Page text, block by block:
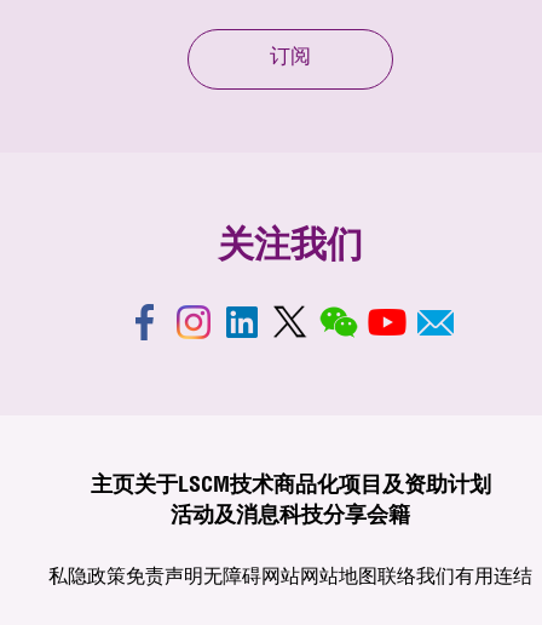
订阅
关注我们
主页关于LSCM技术商品化项目及资助计划
活动及消息科技分享会籍
私隐政策免责声明无障碍网站网站地图联络我们有用连结